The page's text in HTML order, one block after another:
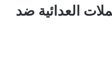
العدائية ضد